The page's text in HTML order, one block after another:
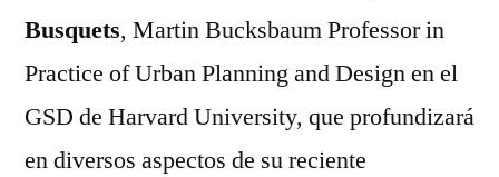
Busquets, Martin Bucksbaum Professor in
Practice of Urban Planning and Design en el
GSD de Harvard University, que profundizará
en diversos aspectos de su reciente